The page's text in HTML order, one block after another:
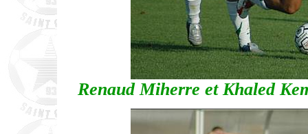
Renaud Miherre et Khaled